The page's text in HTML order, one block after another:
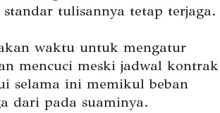
tulisannya tetap terjaga.
waktu untuk mengatur
mencuci meski jadwal kontrak
selama ini memikul beban
dari pada suaminya.